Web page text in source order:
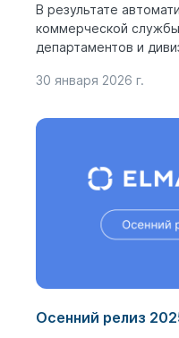
В результате
коммерческой
департаментов и
30 января 2026 г.
Осенний релиз